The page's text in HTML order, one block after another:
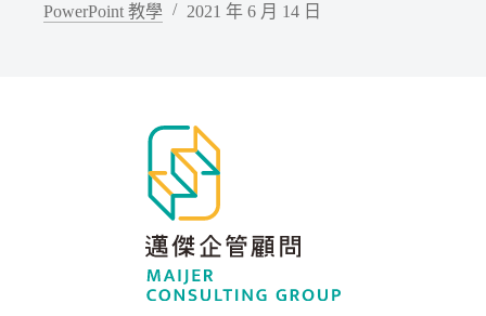
PowerPoint 教學 2021 年 6 月 14 日